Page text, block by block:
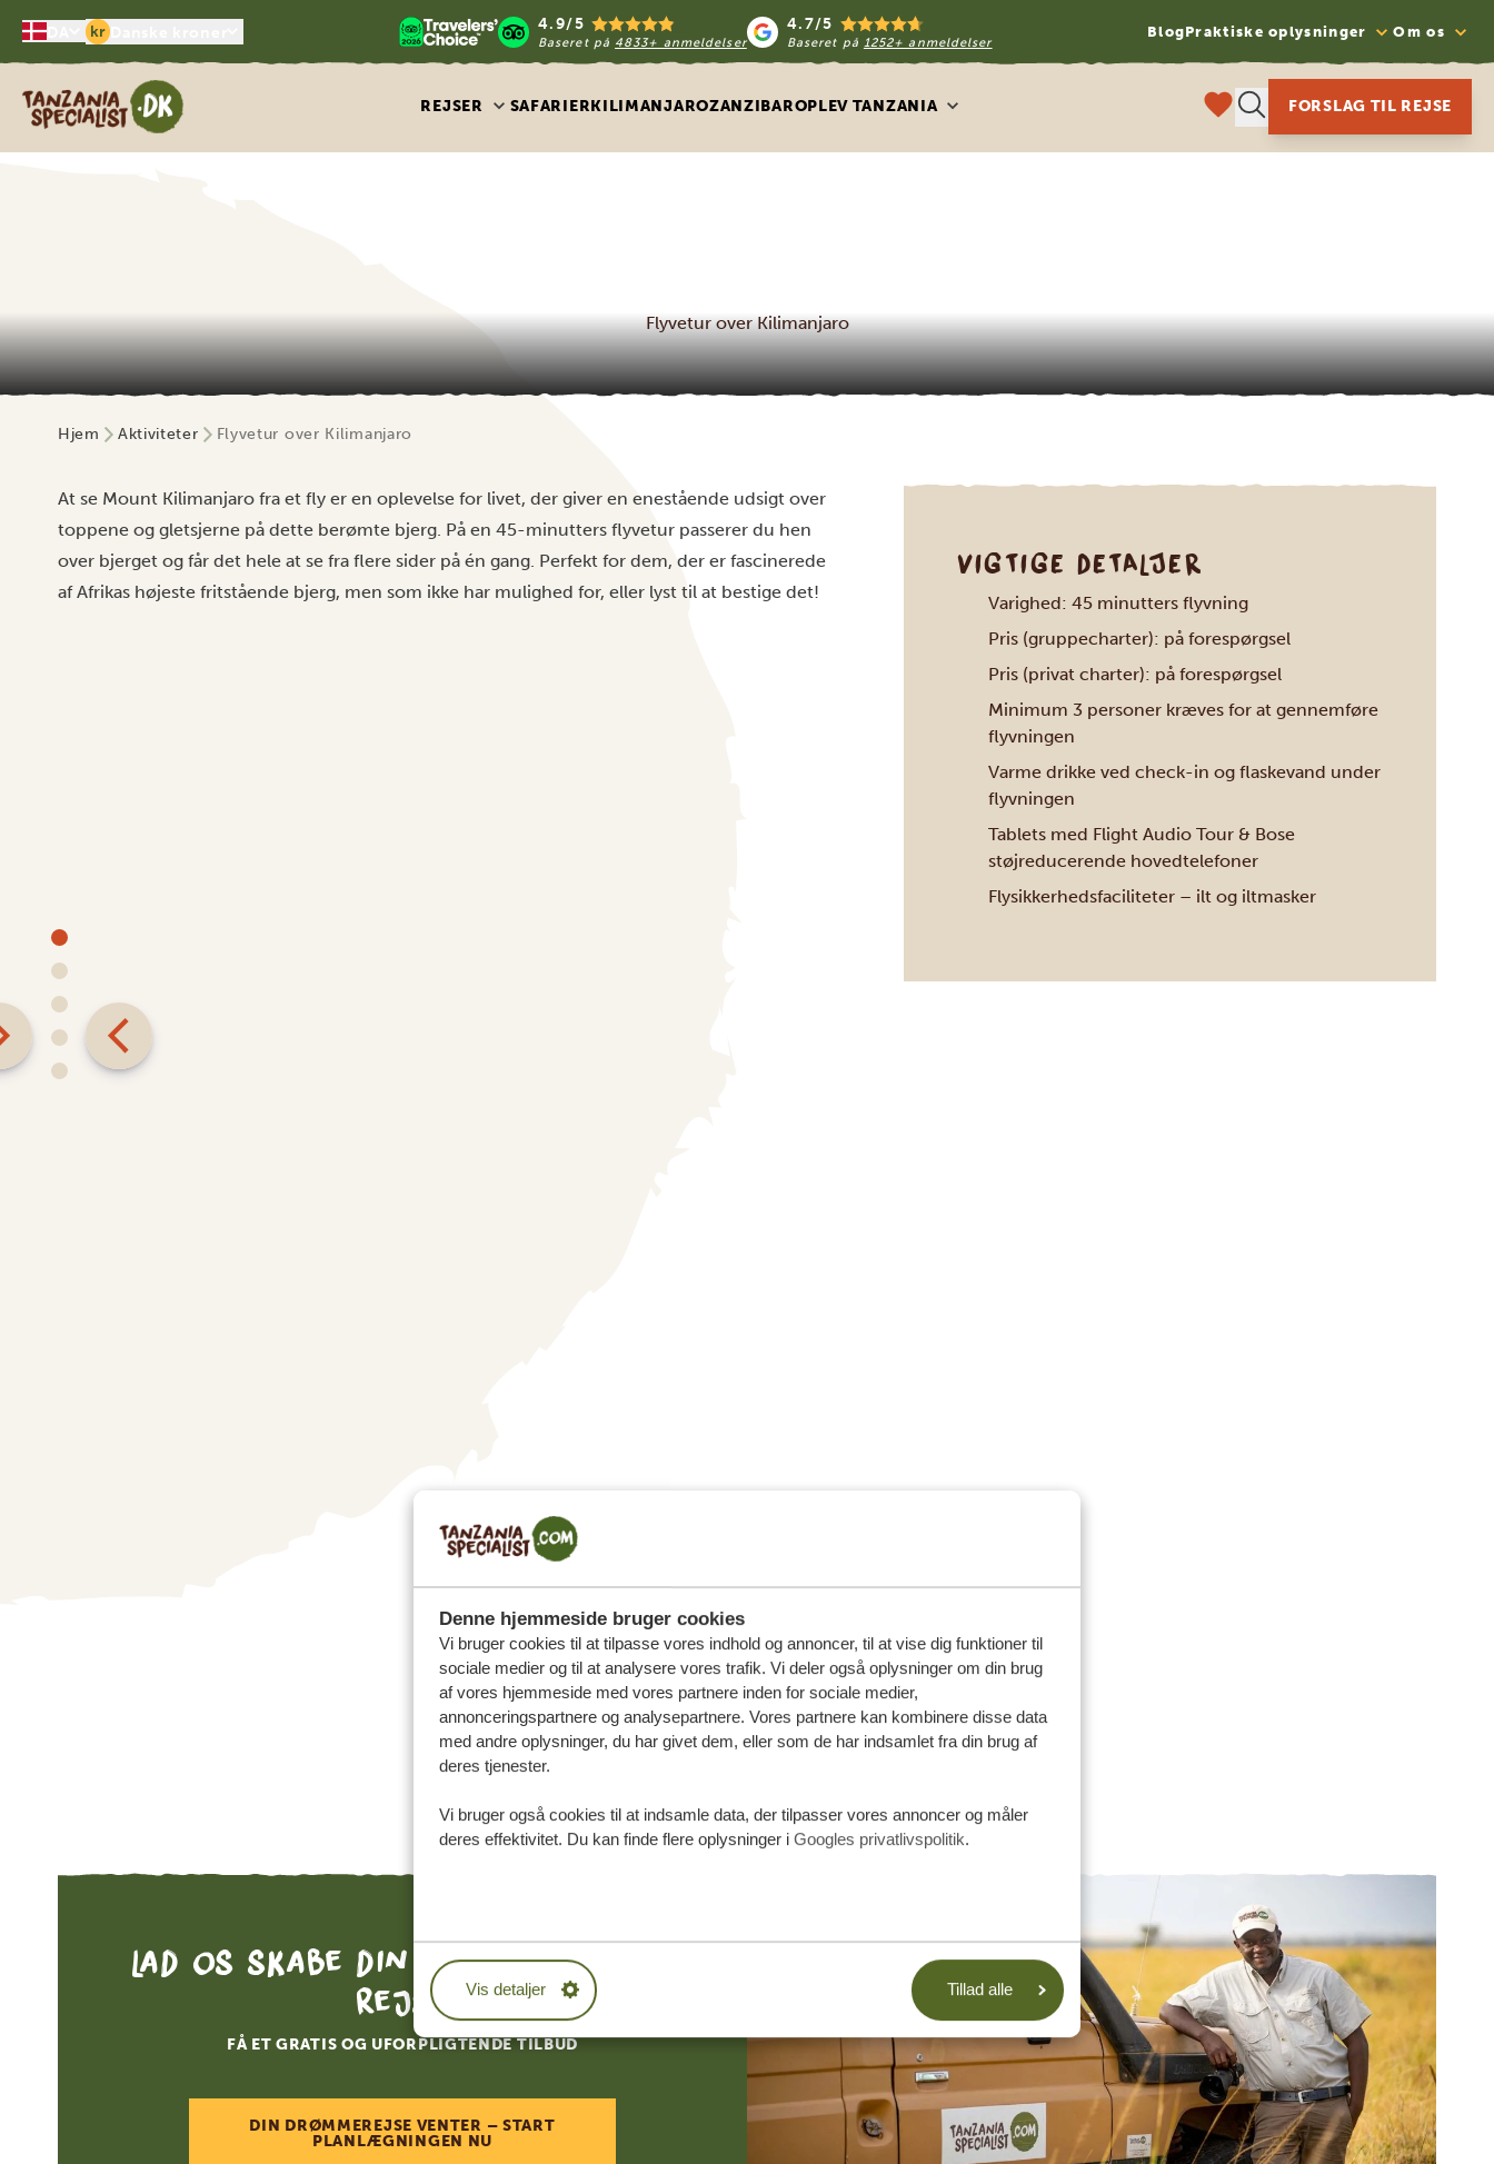
Denne hjemmeside bruger cookies
Vi bruger cookies til at tilpasse vores indhold og annoncer, til at vise dig funktioner til
sociale medier og til at analysere vores trafik. Vi deler også oplysninger om din brug
af vores hjemmeside med vores partnere inden for sociale medier,
annonceringspartnere og analysepartnere. Vores partnere kan kombinere disse data
med andre oplysninger, du har givet dem, eller som de har indsamlet fra din brug af
deres tjenester.
Vi bruger også cookies til at indsamle data, der tilpasser vores annoncer og måler
deres effektivitet. Du kan finde flere oplysninger i Googles privatlivspolitik.
Vis detaljer Tillad alle
kr 4.9/5
Baseret på 4833+ anmeldelser
4.7/5
Baseret på 1252+ anmeldelser
BlogPraktiske oplysninger Om os
Tanzania Specialist
REJSER SAFARIERKILIMANJAROZANZIBAROPLEV TANZANIA FORSLAG TIL REJSE
Flyvetur over Kilimanjaro
Hjem Aktiviteter Flyvetur over Kilimanjaro
At se Mount Kilimanjaro fra et fly er en oplevelse for livet, der giver en enestående udsigt over
toppene og gletsjerne på dette berømte bjerg. På en 45-minutters flyvetur passerer du hen
over bjerget og får det hele at se fra flere sider på én gang. Perfekt for dem, der er fascinerede
af Afrikas højeste fritstående bjerg, men som ikke har mulighed for, eller lyst til at bestige det!
VIGTIGE DETALJER
Varighed: 45 minutters flyvning
Pris (gruppecharter): på forespørgsel
Pris (privat charter): på forespørgsel
Minimum 3 personer kræves for at gennemføre
flyvningen
Varme drikke ved check-in og flaskevand under
flyvningen
Tablets med Flight Audio Tour & Bose
støjreducerende hovedtelefoner
Flysikkerhedsfaciliteter – ilt og iltmasker
Lad os skabe din skræddersyede
rejse
FÅ ET GRATIS OG UFORPLIGTENDE TILBUD
DIN DRØMMEREJSE VENTER – START
PLANLÆGNINGEN NU